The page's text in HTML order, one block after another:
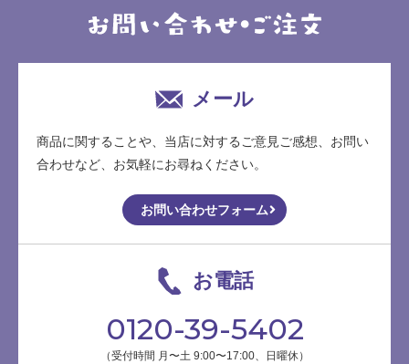
メール
商品に関することや、当店に対するご意見ご感想、お問い
合わせなど、お気軽にお尋ねください。
お問い合わせフォーム
お電話
0120-39-5402
（受付時間 月〜土 9:00〜17:00、日曜休）